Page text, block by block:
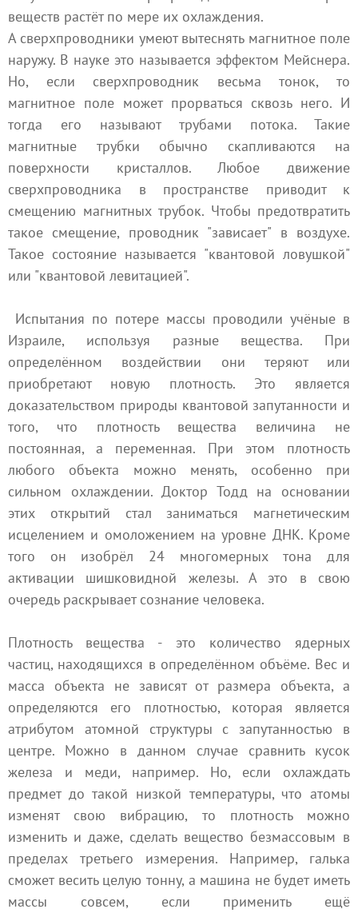
веществ растёт по мере их охлаждения.
А сверхпроводники умеют вытеснять магнитное поле
наружу. В науке это называется эффектом Мейснера.
Но, если сверхпроводник весьма тонок, то
магнитное поле может прорваться сквозь него. И
тогда его называют трубами потока. Такие
магнитные трубки обычно скапливаются на
поверхности кристаллов. Любое движение
сверхпроводника в пространстве приводит к
смещению магнитных трубок. Чтобы предотвратить
такое смещение, проводник "зависает" в воздухе.
Такое состояние называется "квантовой ловушкой"
или "квантовой левитацией".
Испытания по потере массы проводили учёные в
Израиле, используя разные вещества. При
определённом воздействии они теряют или
приобретают новую плотность. Это является
доказательством природы квантовой запутанности и
того, что плотность вещества величина не
постоянная, а переменная. При этом плотность
любого объекта можно менять, особенно при
сильном охлаждении. Доктор Тодд на основании
этих открытий стал заниматься магнетическим
исцелением и омоложением на уровне ДНК. Кроме
того он изобрёл 24 многомерных тона для
активации шишковидной железы. А это в свою
очередь раскрывает сознание человека.
Плотность вещества - это количество ядерных
частиц, находящихся в определённом объёме. Вес и
масса объекта не зависят от размера объекта, а
определяются его плотностью, которая является
атрибутом атомной структуры с запутанностью в
центре. Можно в данном случае сравнить кусок
железа и меди, например. Но, если охлаждать
предмет до такой низкой температуры, что атомы
изменят свою вибрацию, то плотность можно
изменить и даже, сделать вещество безмассовым в
пределах третьего измерения. Например, галька
сможет весить целую тонну, а машина не будет иметь
массы совсем, если применить ещё